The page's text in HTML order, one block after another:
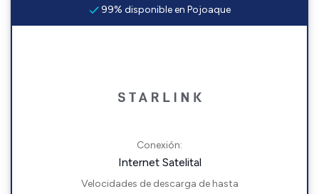
99% disponible en Pojoaque
Conexión:
Internet Satelital
Velocidades de descarga de hasta